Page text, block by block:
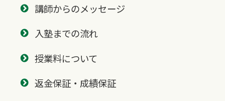
講師からのメッセージ
入塾までの流れ
授業料について
返金保証・成績保証